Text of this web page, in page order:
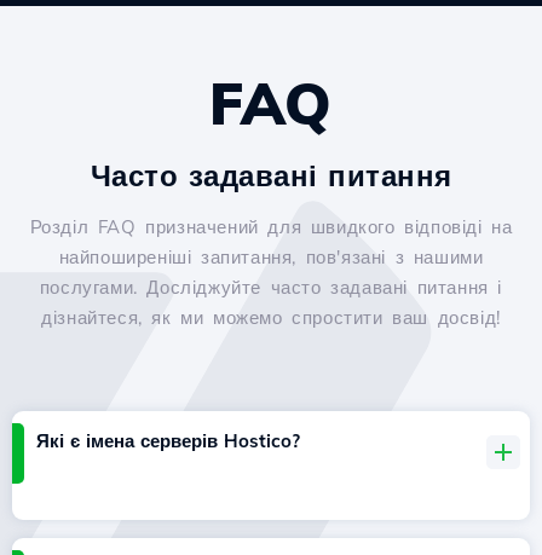
FAQ
Часто задавані питання
Розділ FAQ призначений для швидкого відповіді на
найпоширеніші запитання, пов'язані з нашими
послугами. Досліджуйте часто задавані питання і
дізнайтеся, як ми можемо спростити ваш досвід!
Які є імена серверів Hostico?